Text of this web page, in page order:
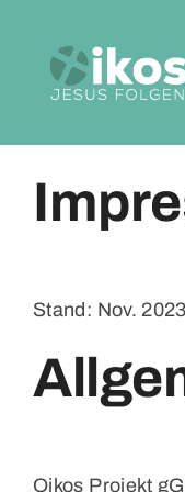
springen
Stand: Nov. 2023
Oikos Projekt